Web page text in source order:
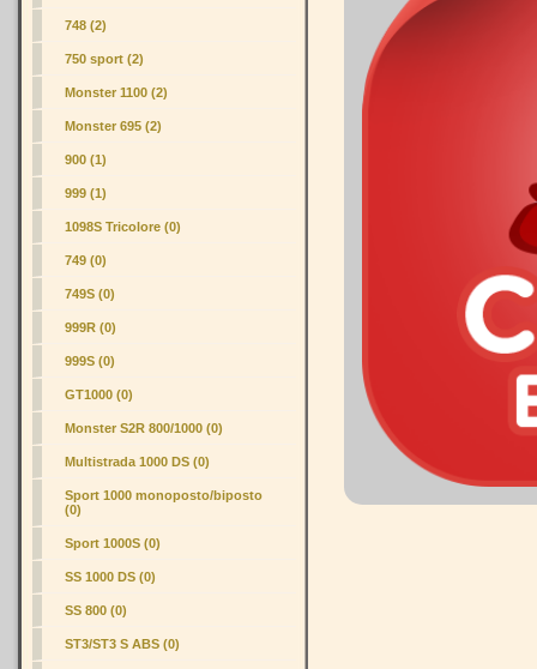
748 (2)
750 sport (2)
Monster 1100 (2)
Monster 695 (2)
900 (1)
999 (1)
1098S Tricolore (0)
749 (0)
749S (0)
999R (0)
999S (0)
GT1000 (0)
Monster S2R 800/1000 (0)
Multistrada 1000 DS (0)
Sport 1000 monoposto/biposto
(0)
Sport 1000S (0)
SS 1000 DS (0)
SS 800 (0)
ST3/ST3 S ABS (0)